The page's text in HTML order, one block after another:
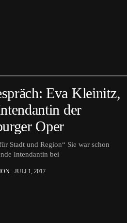
Eva Kleinitz,
der
Oper
Stadt und Region“ Sie war schon
Intendantin bei
JULI 1, 2017